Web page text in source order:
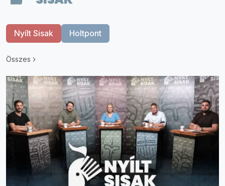
Nyílt Sisak Holtpont
Összes